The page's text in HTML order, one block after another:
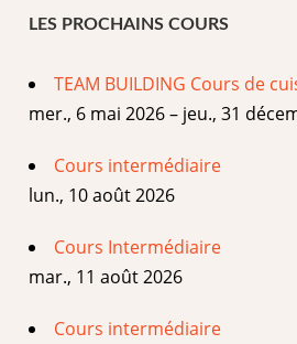
LES PROCHAINS COURS
TEAM BUILDING Cours de
mer., 6 mai 2026 – jeu., 31
Cours intermédiaire
lun., 10 août 2026
Cours Intermédiaire
mar., 11 août 2026
Cours intermédiaire